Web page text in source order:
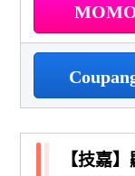
【技嘉